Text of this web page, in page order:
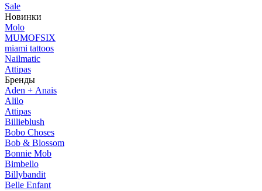
Sale
Новинки
Molo
MUMOFSIX
miami tattoos
Nailmatic
Attipas
Бренды
Aden + Anais
Alilo
Attipas
Billieblush
Bobo Choses
Bob & Blossom
Bonnie Mob
Bimbello
Billybandit
Belle Enfant